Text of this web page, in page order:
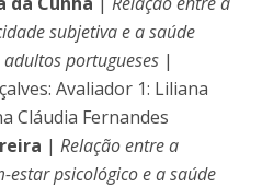
subjetiva e a saúde
portugueses |
Avaliador 1: Liliana
Cláudia Fernandes
| Relação entre a
psicológico e a saúde